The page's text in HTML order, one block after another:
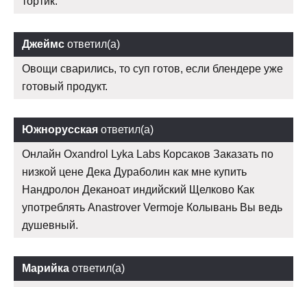
Джеймс ответил(а)
Овощи сварились, то суп готов, если блендере уже
готовый продукт.
Южнорусская ответил(а)
Онлайн Oxandrol Lyka Labs Корсаков Заказать по
низкой цене Дека Дураболин как мне купить
Нандролон Деканоат индийский Щелково Как
употреблять Anastrover Vermoje Колывань Вы ведь
душевный.
Марийка ответил(а)